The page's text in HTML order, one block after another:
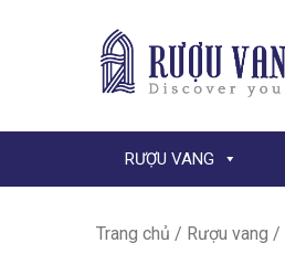
RƯỢU VANG
Trang chủ / Rượu vang /